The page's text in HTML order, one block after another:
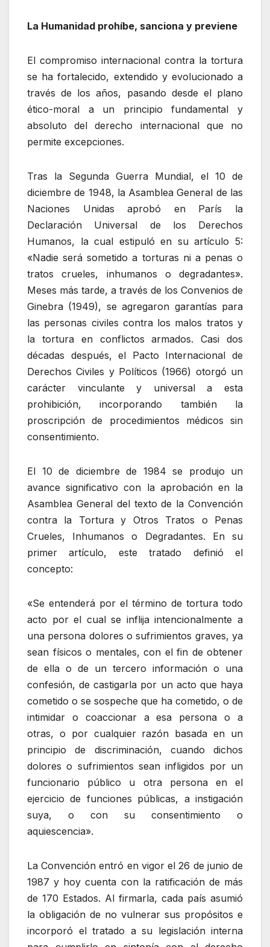
La Humanidad prohíbe, sanciona y previene
El compromiso internacional contra la tortura
se ha fortalecido, extendido y evolucionado a
través de los años, pasando desde el plano
ético-moral a un principio fundamental y
absoluto del derecho internacional que no
permite excepciones.
Tras la Segunda Guerra Mundial, el 10 de
diciembre de 1948, la Asamblea General de las
Naciones Unidas aprobó en París la
Declaración Universal de los Derechos
Humanos, la cual estipuló en su artículo 5:
«Nadie será sometido a torturas ni a penas o
tratos crueles, inhumanos o degradantes».
Meses más tarde, a través de los Convenios de
Ginebra (1949), se agregaron garantías para
las personas civiles contra los malos tratos y
la tortura en conflictos armados. Casi dos
décadas después, el Pacto Internacional de
Derechos Civiles y Políticos (1966) otorgó un
carácter vinculante y universal a esta
prohibición, incorporando también la
proscripción de procedimientos médicos sin
consentimiento.
El 10 de diciembre de 1984 se produjo un
avance significativo con la aprobación en la
Asamblea General del texto de la Convención
contra la Tortura y Otros Tratos o Penas
Crueles, Inhumanos o Degradantes. En su
primer artículo, este tratado definió el
concepto:
«Se entenderá por el término de tortura todo
acto por el cual se inflija intencionalmente a
una persona dolores o sufrimientos graves, ya
sean físicos o mentales, con el fin de obtener
de ella o de un tercero información o una
confesión, de castigarla por un acto que haya
cometido o se sospeche que ha cometido, o de
intimidar o coaccionar a esa persona o a
otras, o por cualquier razón basada en un
principio de discriminación, cuando dichos
dolores o sufrimientos sean infligidos por un
funcionario público u otra persona en el
ejercicio de funciones públicas, a instigación
suya, o con su consentimiento o
aquiescencia».
La Convención entró en vigor el 26 de junio de
1987 y hoy cuenta con la ratificación de más
de 170 Estados. Al firmarla, cada país asumió
la obligación de no vulnerar sus propósitos e
incorporó el tratado a su legislación interna